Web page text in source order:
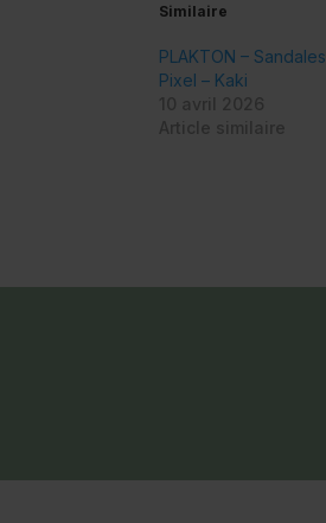
Similaire
PLAKTON – Sandales
Pixel – Kaki